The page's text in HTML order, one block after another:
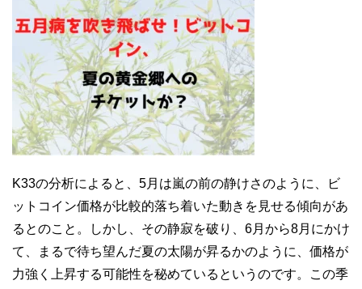
K33の分析によると、5月は嵐の前の静けさのように、ビ
ットコイン価格が比較的落ち着いた動きを見せる傾向があ
るとのこと。しかし、その静寂を破り、6月から8月にかけ
て、まるで待ち望んだ夏の太陽が昇るかのように、価格が
力強く上昇する可能性を秘めているというのです。この季